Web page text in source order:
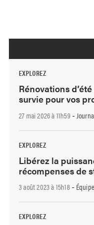
EXPLOREZ
Rénovations
survie pour vos
27 mai 2026 à 11h59-
EXPLOREZ
Libérez la
récompenses de
3 août 2023 à 15h18-
EXPLOREZ